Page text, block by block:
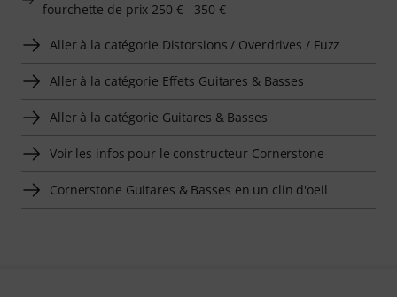
fourchette de prix 250 € - 350 €
Aller à la catégorie Distorsions / Overdrives / Fuzz
Aller à la catégorie Effets Guitares & Basses
Aller à la catégorie Guitares & Basses
Voir les infos pour le constructeur Cornerstone
Cornerstone Guitares & Basses en un clin d'oeil